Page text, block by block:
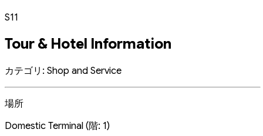
S11
Tour & Hotel Information
カテゴリ: Shop and Service
場所
Domestic Terminal (階: 1)